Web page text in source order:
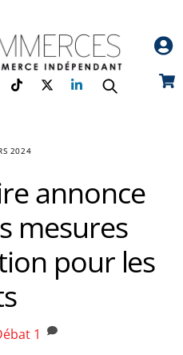
Groupe
Facebook
TikTokTwitterLinkedin
2024
annonce
mesures
pour les
1